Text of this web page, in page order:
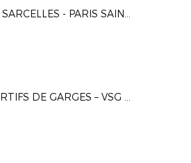
AAS SARCELLES - PARIS SAINT-GERMAIN 2 0-3
SPORTIFS DE GARGES – VSG FUSTAL 5-7